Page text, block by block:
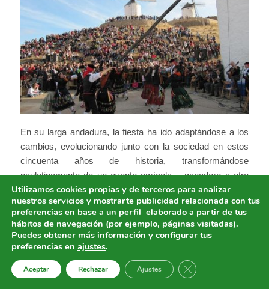
En su larga andadura, la fiesta ha ido adaptándose a los
cambios, evolucionando junto con la sociedad en estos
cincuenta años de historia, transformándose
paulatinamente de un evento agrícola – ganadero a otro
de características turísticas – comercial, según ha ido
cambiando el tejido social de los visitantes y de las
personas que lo sustentan.
El alma de esta fiesta son sus actos, creados de tal forma
recuperando viejas tradiciones e incluso sirviendo como
Utilizamos cookies propias y de terceros para analizar
nuestros servicios y mostrarte publicidad relacionada con tus
preferencias en base a un perfil elaborado a partir de tus
hábitos de navegación (por ejemplo, páginas visitadas).
Puedes obtener más información y configurar tus
preferencias en ajustes.
Aceptar Rechazar Ajustes Cerrar el banner de